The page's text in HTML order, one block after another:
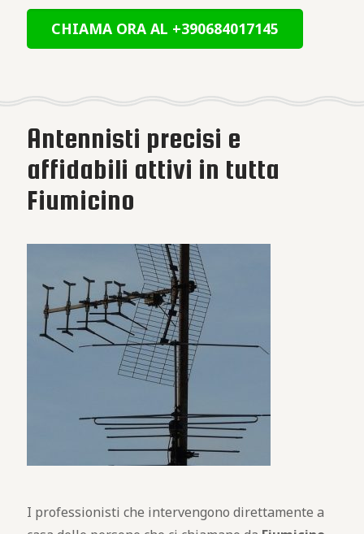
CHIAMA ORA AL +390684017145
Antennisti precisi e
affidabili attivi in tutta
Fiumicino
I professionisti che intervengono direttamente a